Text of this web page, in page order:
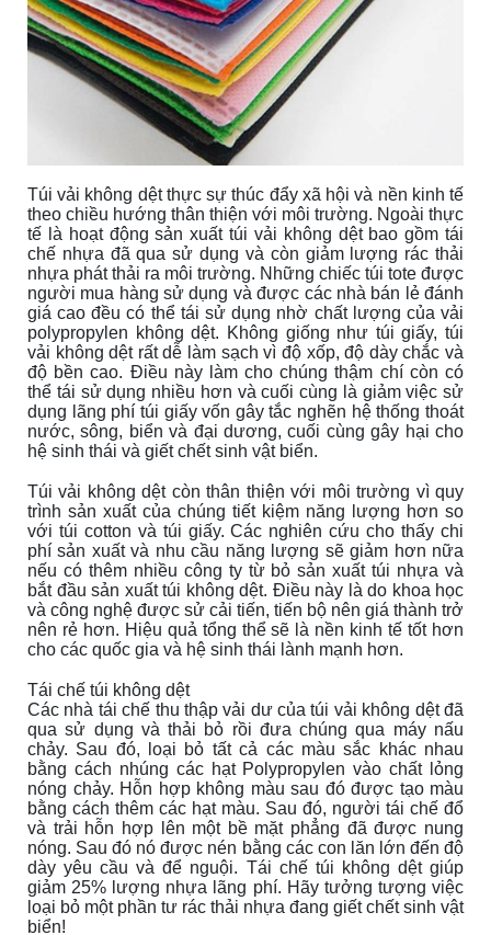
Túi vải không dệt thực sự thúc đẩy xã hội và nền kinh tế
theo chiều hướng thân thiện với môi trường. Ngoài thực
tế là hoạt động sản xuất túi vải không dệt bao gồm tái
chế nhựa đã qua sử dụng và còn giảm lượng rác thải
nhựa phát thải ra môi trường. Những chiếc túi tote được
người mua hàng sử dụng và được các nhà bán lẻ đánh
giá cao đều có thể tái sử dụng nhờ chất lượng của vải
polypropylen không dệt. Không giống như túi giấy, túi
vải không dệt rất dễ làm sạch vì độ xốp, độ dày chắc và
độ bền cao. Điều này làm cho chúng thậm chí còn có
thể tái sử dụng nhiều hơn và cuối cùng là giảm việc sử
dụng lãng phí túi giấy vốn gây tắc nghẽn hệ thống thoát
nước, sông, biển và đại dương, cuối cùng gây hại cho
hệ sinh thái và giết chết sinh vật biển.
Túi vải không dệt còn thân thiện với môi trường vì quy
trình sản xuất của chúng tiết kiệm năng lượng hơn so
với túi cotton và túi giấy. Các nghiên cứu cho thấy chi
phí sản xuất và nhu cầu năng lượng sẽ giảm hơn nữa
nếu có thêm nhiều công ty từ bỏ sản xuất túi nhựa và
bắt đầu sản xuất túi không dệt. Điều này là do khoa học
và công nghệ được sử cải tiến, tiến bộ nên giá thành trở
nên rẻ hơn. Hiệu quả tổng thể sẽ là nền kinh tế tốt hơn
cho các quốc gia và hệ sinh thái lành mạnh hơn.
Tái chế túi không dệt
Các nhà tái chế thu thập vải dư của túi vải không dệt đã
qua sử dụng và thải bỏ rồi đưa chúng qua máy nấu
chảy. Sau đó, loại bỏ tất cả các màu sắc khác nhau
bằng cách nhúng các hạt Polypropylen vào chất lỏng
nóng chảy. Hỗn hợp không màu sau đó được tạo màu
bằng cách thêm các hạt màu. Sau đó, người tái chế đổ
và trải hỗn hợp lên một bề mặt phẳng đã được nung
nóng. Sau đó nó được nén bằng các con lăn lớn đến độ
dày yêu cầu và để nguội. Tái chế túi không dệt giúp
giảm 25% lượng nhựa lãng phí. Hãy tưởng tượng việc
loại bỏ một phần tư rác thải nhựa đang giết chết sinh vật
biển!